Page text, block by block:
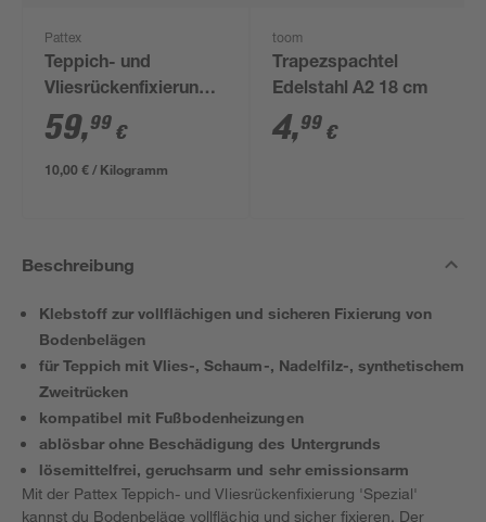
Pattex
Teppich- und
Vliesrückenfixierung
'Spezial' 6 kg
59,99 €
10,00 € / Kilogramm
toom
Trapezspachtel
Edelstahl A2 18 cm
4,99 €
Beschreibung
Klebstoff zur vollflächigen und sicheren Fixierung von
Bodenbelägen
für Teppich mit Vlies-, Schaum-, Nadelfilz-, synthetischem
Zweitrücken
kompatibel mit Fußbodenheizungen
ablösbar ohne Beschädigung des Untergrunds
lösemittelfrei, geruchsarm und sehr emissionsarm
Mit der Pattex Teppich- und Vliesrückenfixierung 'Spezial'
kannst du Bodenbeläge vollflächig und sicher fixieren. Der